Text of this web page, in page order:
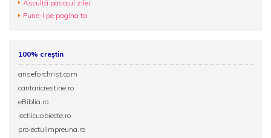
Ascultă pasajul zilei
Pune-l pe pagina ta
100% creștin
ariseforchrist.com
cantaricrestine.ro
eBiblia.ro
lectiicuobiecte.ro
proiectulimpreuna.ro